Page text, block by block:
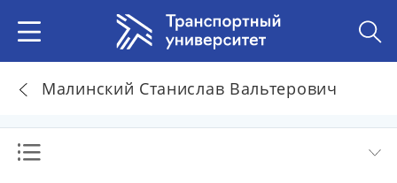
Малинский Станислав Вальтерович